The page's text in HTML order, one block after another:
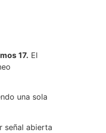
17. El
una sola
señal abierta